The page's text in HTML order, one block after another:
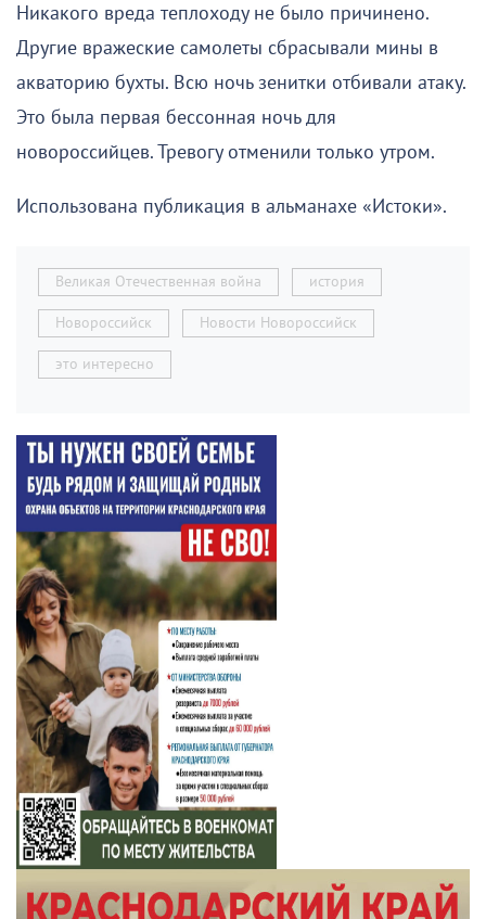
Никакого вреда теплоходу не было причинено.
Другие вражеские самолеты сбрасывали мины в
акваторию бухты. Всю ночь зенитки отбивали атаку.
Это была первая бессонная ночь для
новороссийцев. Тревогу отменили только утром.
Использована публикация в альманахе «Истоки».
Великая Отечественная война история
Новороссийск Новости Новороссийск
это интересно